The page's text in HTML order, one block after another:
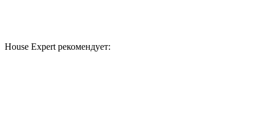
House Expert рекомендует: